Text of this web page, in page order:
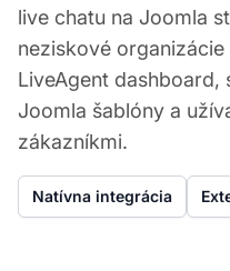
live chatu na Joomla
neziskové
LiveAgent
Joomla šablóny a
zákazníkmi.
Natívna integrácia